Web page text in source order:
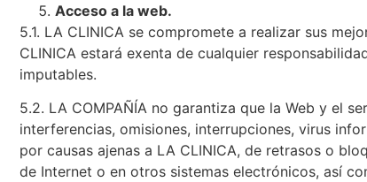
Acceso a la web.
5.1. LA CLINICA se compromete a realizar sus
CLINICA estará exenta de cualquier
imputables.
5.2. LA COMPAÑÍA no garantiza que la Web y el
interferencias, omisiones, interrupciones, virus
por causas ajenas a LA CLINICA, de retrasos o
de Internet o en otros sistemas electrónicos, así